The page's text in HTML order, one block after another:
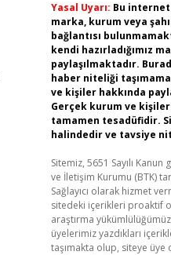
Yasal Uyarı: Bu
marka, kurum veya
bağlantısı
kendi hazırladığımız
paylaşılmaktadır.
haber niteliği
ve kişiler hakkında
Gerçek kurum ve
tamamen tesadüfidir.
halindedir ve tavsiye
Sitemiz, 5651 Sayılı
ve İletişim Kurumu (BTK)
Sağlayıcı olarak hizmet
sitedeki içerikleri proaktif
araştırma
üyelerimiz yazdıkları
taşımakta olup, siteye